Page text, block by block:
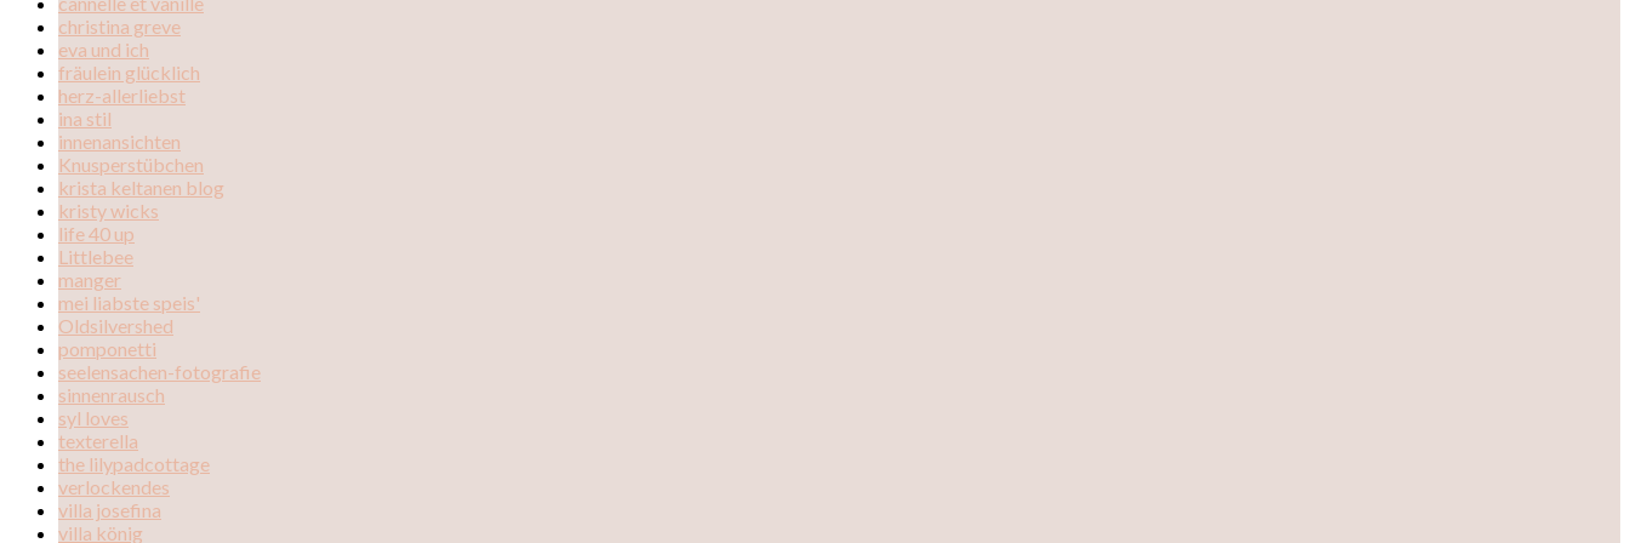
christina greve
eva und ich
fräulein glücklich
herz-allerliebst
ina stil
innenansichten
Knusperstübchen
krista keltanen blog
kristy wicks
life 40 up
Littlebee
manger
mei liabste speis'
Oldsilvershed
pomponetti
seelensachen-fotografie
sinnenrausch
syl loves
texterella
the lilypadcottage
verlockendes
villa josefina
villa könig